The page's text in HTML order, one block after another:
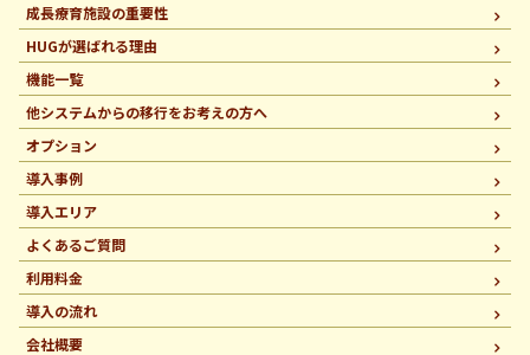
成長療育施設の重要性
HUGが選ばれる理由
機能一覧
他システムからの移行をお考えの方へ
オプション
導入事例
導入エリア
よくあるご質問
利用料金
導入の流れ
会社概要